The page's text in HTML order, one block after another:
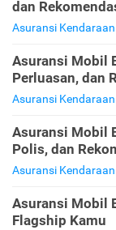
dan
Asuransi Kendaraan
Asuransi Mobil
Perluasan, dan
Asuransi Kendaraan
Asuransi Mobil
Polis, dan
Asuransi Kendaraan
Asuransi Mobil
Flagship Kamu